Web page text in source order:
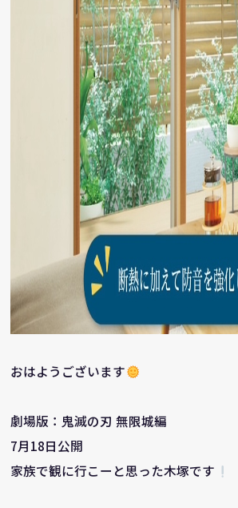
おはようございます
劇場版：鬼滅の刃 無限城編
7月18日公開
家族で観に行こーと思った木塚です